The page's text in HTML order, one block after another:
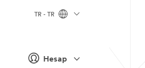
Hesap
TR - TR